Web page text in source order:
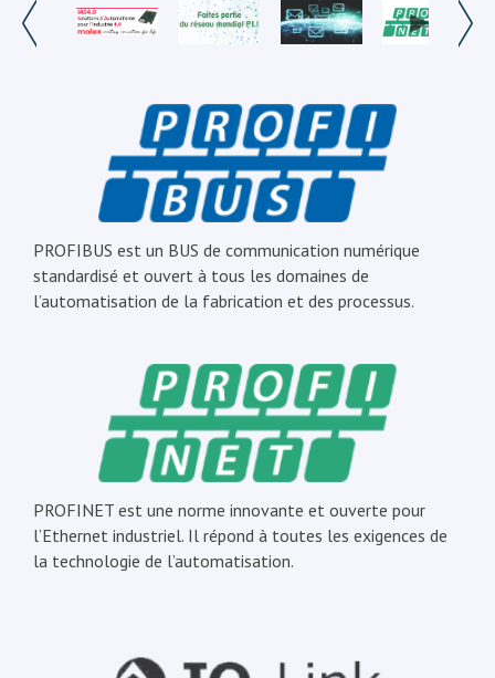
PROFIBUS est un BUS de communication numérique
standardisé et ouvert à tous les domaines de
l’automatisation de la fabrication et des processus.
PROFINET est une norme innovante et ouverte pour
l’Ethernet industriel. Il répond à toutes les exigences de
la technologie de l’automatisation.